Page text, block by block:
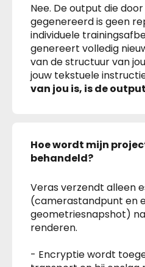
Nee. De output die
gegenereerd is geen
individuele
genereert volledig
van de structuur van
jouw tekstuele
van jou is, is de
Hoe wordt mijn
behandeld?
Veras verzendt alleen
(camerastandpunt en
geometriesnapshot)
renderen.
- Encryptie wordt